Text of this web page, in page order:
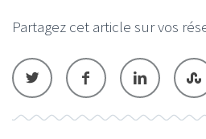
Partagez cet article sur vos